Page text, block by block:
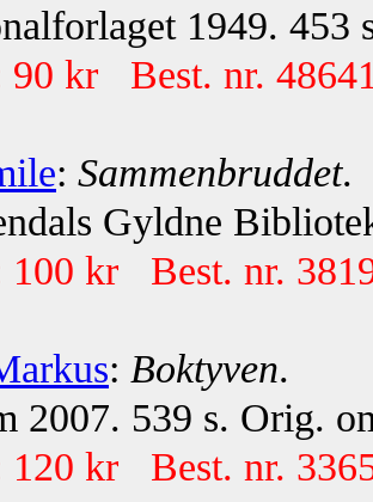
1949. 453
90 kr Best. nr.
: Sammenbruddet.
Gyldne
100 kr Best. nr.
: Boktyven.
2007. 539 s. Orig.
120 kr Best. nr.